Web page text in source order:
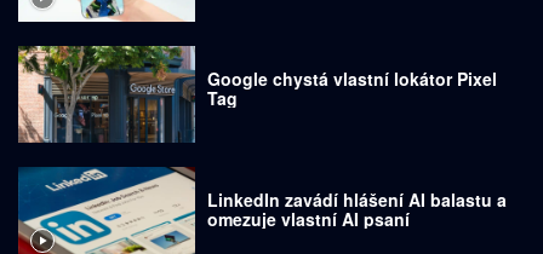
Google chystá vlastní lokátor Pixel
Tag
LinkedIn zavádí hlášení AI balastu a
omezuje vlastní AI psaní